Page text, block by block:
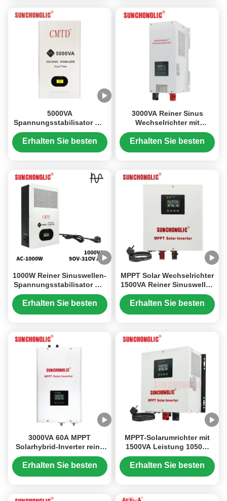
5000VA
Spannungsstabilisator mit
weitem Spannungsbereich
und automatischer
Erhalten Sie besten
3000VA Reiner Sinus
Wechselrichter mit
eingebautem
Spannungsstabilisator und
Erhalten Sie besten
1000W Reiner Sinuswellen-
Spannungsstabilisator mit
LCD-Bildschirm für
Pumpenanlagen und
Erhalten Sie besten
MPPT Solar Wechselrichter
1500VA Reiner Sinuswellen
Off-Grid Wechselrichter mit
eingebauter Lithium-
Erhalten Sie besten
3000VA 60A MPPT
Solarhybrid-Inverter reine
Sinuswelle UPS-Inverter
mit Wechselstromladegerät
Erhalten Sie besten
MPPT-Solarumrichter mit
1500VA Leistung 1050W
Ausgang und 12V Eingang
Erhalten Sie besten